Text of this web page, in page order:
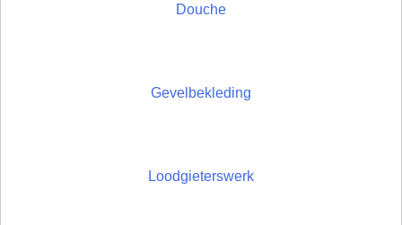
Douche
Gevelbekleding
Loodgieterswerk